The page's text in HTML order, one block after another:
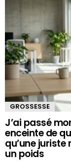
GROSSESSE
J’ai passé
enceinte de
qu’une juriste
un poids